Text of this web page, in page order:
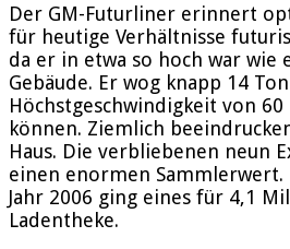
Der GM-Futurliner erinnert
für heutige Verhältnisse
da er in etwa so hoch war wie
Gebäude. Er wog knapp 14
Höchstgeschwindigkeit von
können. Ziemlich
Haus. Die verbliebenen neun
einen enormen
Jahr 2006 ging eines für 4,1
Ladentheke.